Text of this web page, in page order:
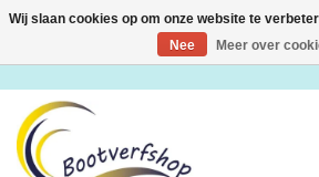
Toggle
Wij slaan cookies op om onze website te
Nee
Meer over